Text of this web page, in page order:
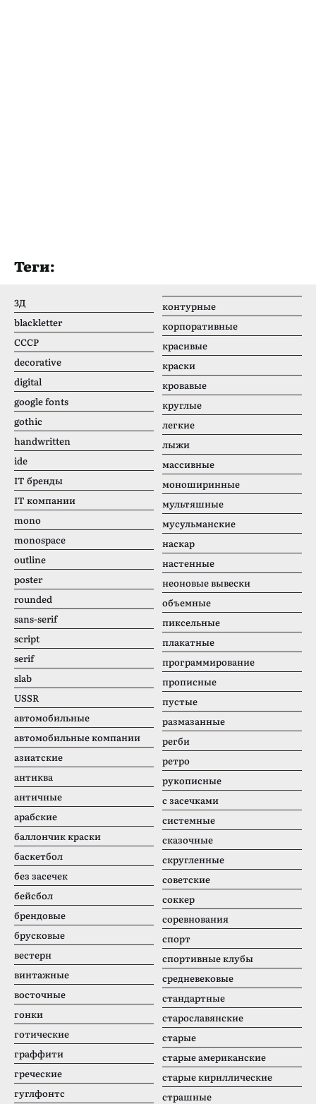
Теги:
3Д
blackletter
CCCР
decorative
digital
google fonts
gothic
handwritten
ide
IT бренды
IT компании
mono
monospace
outline
poster
rounded
sans-serif
script
serif
slab
USSR
автомобильные
автомобильные компании
азиатские
антиква
античные
арабские
баллончик краски
баскетбол
без засечек
бейсбол
брендовые
брусковые
вестерн
винтажные
восточные
гонки
готические
граффити
греческие
гуглфонтс
контурные
корпоративные
красивые
краски
кровавые
круглые
легкие
лыжи
массивные
моноширинные
мультяшные
мусульманские
наскар
настенные
неоновые вывески
объемные
пиксельные
плакатные
программирование
прописные
пустые
размазанные
регби
ретро
рукописные
с засечками
системные
сказочные
скругленные
советские
соккер
соревнования
спорт
спортивные клубы
средневековые
стандартные
старославянские
старые
старые американские
старые кириллические
страшные